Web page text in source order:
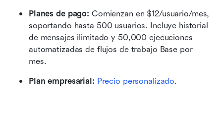
Planes de pago: Comienzan en $12/usuario/mes,
soportando hasta 500 usuarios. Incluye historial
de mensajes ilimitado y 50,000 ejecuciones
automatizadas de flujos de trabajo Base por
mes.
Plan empresarial: Precio personalizado.